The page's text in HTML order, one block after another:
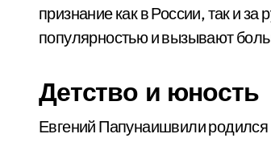
признание как в России, так и
популярностью и вызывают
Детство и юность
Евгений Папунаишвили родился